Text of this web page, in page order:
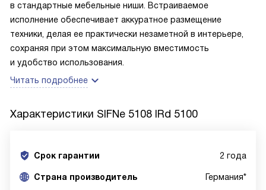
в стандартные мебельные ниши. Встраиваемое
исполнение обеспечивает аккуратное размещение
техники, делая ее практически незаметной в интерьере,
сохраняя при этом максимальную вместимость
и удобство использования.
Читать подробнее
Характеристики SIFNe 5108 IRd 5100
Срок гарантии 2 года
Cтрана производитель Германия*